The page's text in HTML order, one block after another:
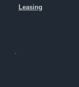
Leasing
.